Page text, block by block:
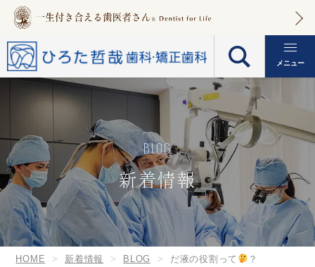
メニュー
BLOG
新着情報
HOME 新着情報 BLOG だ液の役割って ？